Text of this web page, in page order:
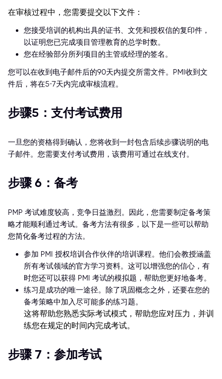
在审核过程中，您需要提交以下文件：
您接受培训的机构出具的证书、文凭和授权信的复印件，
以证明您已完成项目管理教育的总学时数。
您在经验部分所列项目的主管或经理的签名。
您可以在收到电子邮件后的90天内提交所需文件。PMI收到文
件后，将在5-7天内完成审核流程。
步骤5：支付考试费用
一旦您的资格得到确认，您将收到一封包含后续步骤说明的电
子邮件。您需要支付考试费用，该费用可通过在线支付。
步骤 6：备考
PMP 考试难度较高，竞争日益激烈。因此，您需要制定备考策
略才能顺利通过考试。备考方法有很多，以下是一些可以帮助
您简化备考过程的方法。
参加 PMI 授权培训合作伙伴的培训课程。他们会教授涵盖
所有考试领域的官方学习资料。这可以增强您的信心，有
时您还可以获得 PMI 考试的模拟题，帮助您更好地备考。
练习是成功的唯一途径。除了巩固概念之外，还要在您的
备考策略中加入尽可能多的练习题。
这将帮助您熟悉实际考试模式，帮助您应对压力，并训
练您在规定的时间内完成考试。
步骤 7：参加考试